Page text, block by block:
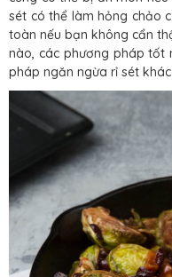
sét có thể làm hỏng chảo
toàn nếu bạn không cẩn
nào, các phương pháp tốt
pháp ngăn ngừa rỉ sét